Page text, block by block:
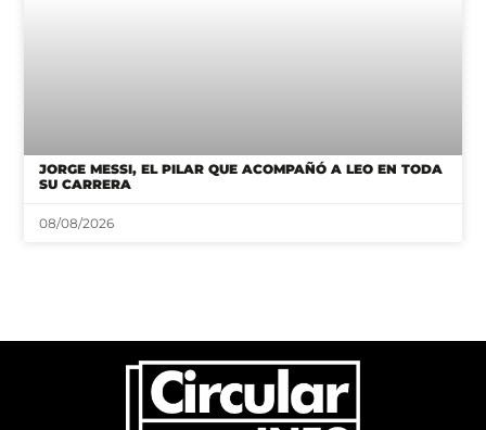
JORGE MESSI, EL PILAR QUE ACOMPAÑÓ A LEO EN TODA
SU CARRERA
08/08/2026